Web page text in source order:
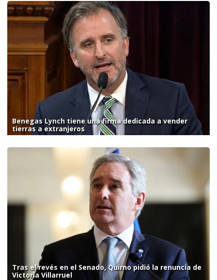
Benegas Lynch tiene una firma dedicada a vender
tierras a extranjeros
Tras el revés en el Senado, Quirno pidió la renuncia de
Victoria Villarruel